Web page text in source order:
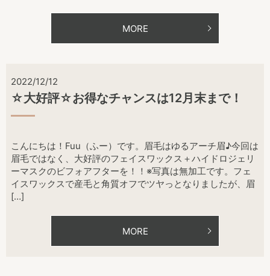
MORE
2022/12/12
☆大好評☆お得なチャンスは12月末まで！
こんにちは！Fuu（ふー）です。眉毛はゆるアーチ眉♪今回は
眉毛ではなく、大好評のフェイスワックス＋ハイドロジェリ
ーマスクのビフォアフターを！！※写真は無加工です。フェ
イスワックスで産毛と角質オフでツヤっとなりましたが、眉
[…]
MORE